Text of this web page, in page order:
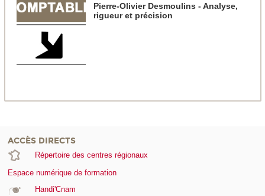
Pierre-Olivier Desmoulins - Analyse,
rigueur et précision
ACCÈS DIRECTS
Répertoire des centres régionaux
Espace numérique de formation
Handi'Cnam